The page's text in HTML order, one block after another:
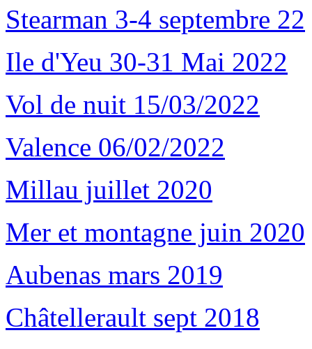
Stearman 3-4 septembre 22
Ile d'Yeu 30-31 Mai 2022
Vol de nuit 15/03/2022
Valence 06/02/2022
Millau juillet 2020
Mer et montagne juin 2020
Aubenas mars 2019
Châtellerault sept 2018